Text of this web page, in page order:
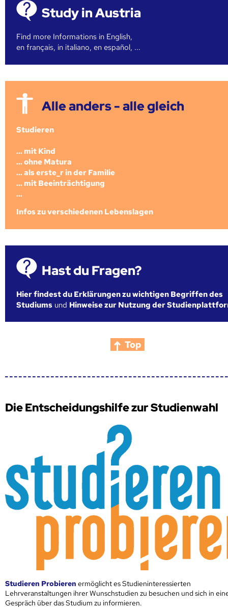
Study in Austria
Find more Informations in English,
en français, in italiano, en español, ...
Alle anders - alle gleich
Studieren
... mit Kind
... ohne Matura
... als erste_r in der Familie
... mit Beeinträchtigung
...
Infos zu verschiedenen Lebenslagen
Hast du Fragen?
Hier findest du Erklärungen zu wichtigen Begriffen des
Studiums und Hinweise zur Nutzung der
Top
Die Entscheidungshilfe zur Studienwahl
Studieren Probieren ermöglicht es Studieninteressierten
Lehrveranstaltungen ihrer Wunschstudien zu besuchen und sich in
Gespräch über das Studium zu informieren.